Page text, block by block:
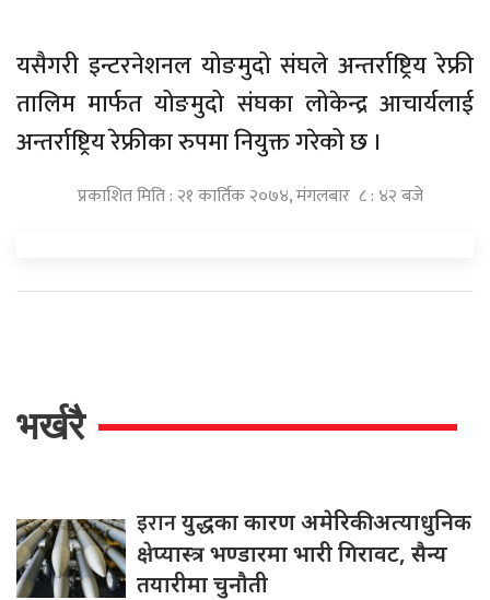
यसैगरी इन्टरनेशनल योङमुदो संघले अन्तर्राष्ट्रिय रेफ्री
तालिम मार्फत योङमुदो संघका लोकेन्द्र आचार्यलाई
अन्तर्राष्ट्रिय रेफ्रीका रुपमा नियुक्त गरेको छ ।
प्रकाशित मिति : २१ कार्तिक २०७४, मंगलबार ८ : ४२ बजे
भर्खरै
इरानयुद्धका कारण अमेरिकी अत्याधुनिक
क्षेप्यास्त्र भण्डारमा भारी गिरावट, सैन्य
तयारीमा चुनौती